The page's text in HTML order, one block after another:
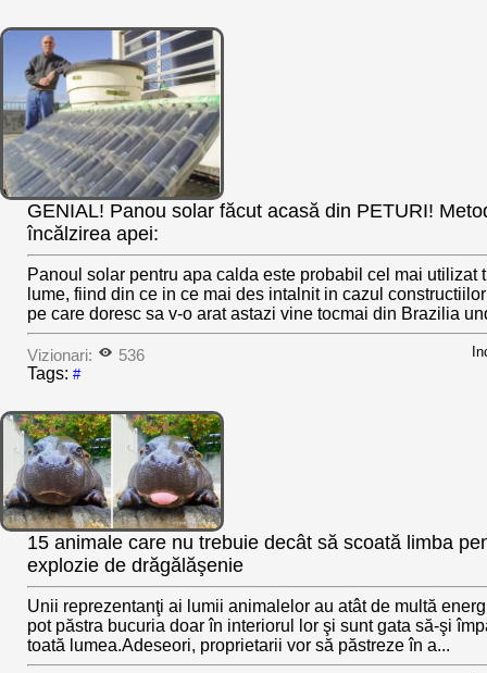
GENIAL! Panou solar făcut acasă din PETURI!
încălzirea apei:
Panoul solar pentru apa calda este probabil cel mai utilizat
lume, fiind din ce in ce mai des intalnit in cazul
pe care doresc sa v-o arat astazi vine tocmai din Brazilia
Vizionari: 536
Tags: #
15 animale care nu trebuie decât să scoată limba
explozie de drăgălăşenie
Unii reprezentanţi ai lumii animalelor au atât de multă
pot păstra bucuria doar în interiorul lor şi sunt gata să-şi
toată lumea.Adeseori, proprietarii vor să păstreze în a...